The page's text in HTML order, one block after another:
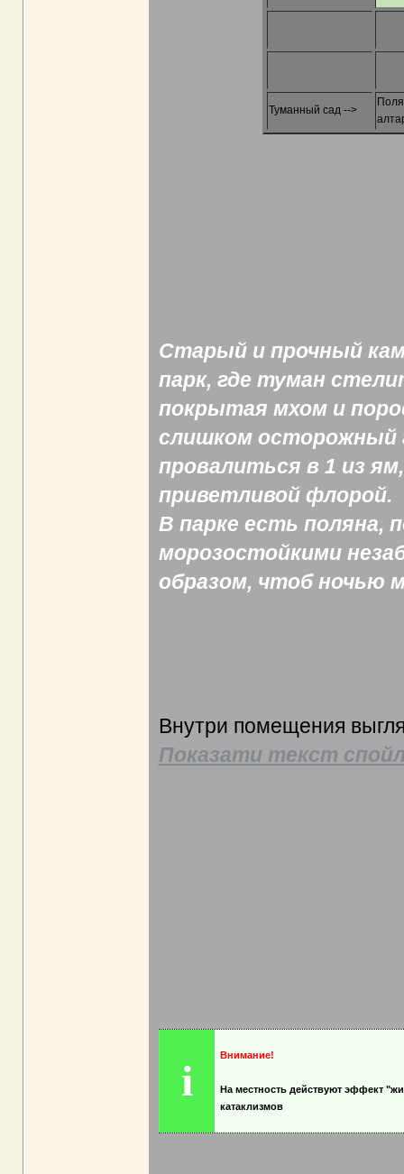
Туманный сад -->
Старый и прочный
парк, где туман
покрытая мхом и
слишком осторожный
провалиться в 1 из
приветливой флорой.
В парке есть поляна,
морозостойкими
образом, чтоб ночью
Внутри помещения
Показати текст
i
Внимание!
На местность действуют эффект
катаклизмов